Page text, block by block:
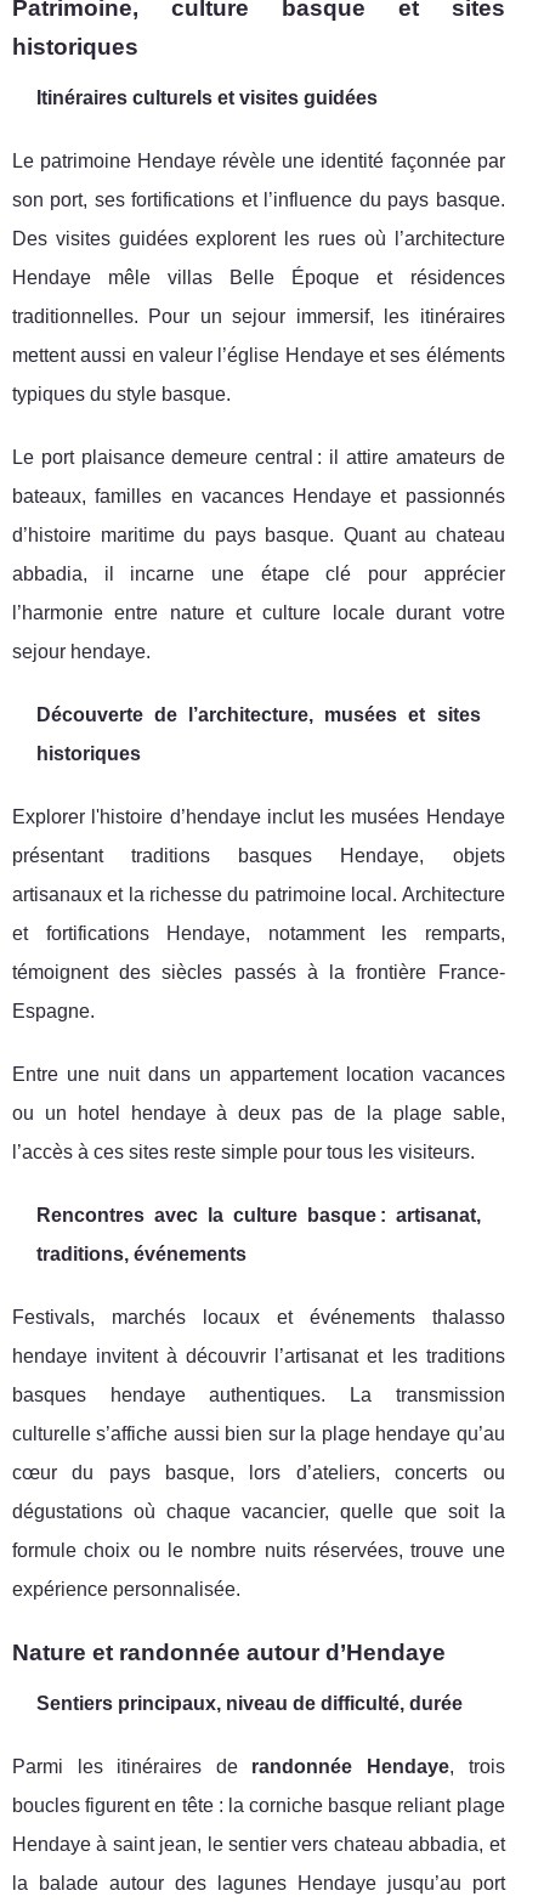
Patrimoine, culture basque et sites
historiques
Itinéraires culturels et visites guidées
Le patrimoine Hendaye révèle une identité façonnée par
son port, ses fortifications et l’influence du pays basque.
Des visites guidées explorent les rues où l’architecture
Hendaye mêle villas Belle Époque et résidences
traditionnelles. Pour un sejour immersif, les itinéraires
mettent aussi en valeur l’église Hendaye et ses éléments
typiques du style basque.
Le port plaisance demeure central : il attire amateurs de
bateaux, familles en vacances Hendaye et passionnés
d’histoire maritime du pays basque. Quant au chateau
abbadia, il incarne une étape clé pour apprécier
l’harmonie entre nature et culture locale durant votre
sejour hendaye.
Découverte de l’architecture, musées et sites
historiques
Explorer l'histoire d’hendaye inclut les musées Hendaye
présentant traditions basques Hendaye, objets
artisanaux et la richesse du patrimoine local. Architecture
et fortifications Hendaye, notamment les remparts,
témoignent des siècles passés à la frontière France-
Espagne.
Entre une nuit dans un appartement location vacances
ou un hotel hendaye à deux pas de la plage sable,
l’accès à ces sites reste simple pour tous les visiteurs.
Rencontres avec la culture basque : artisanat,
traditions, événements
Festivals, marchés locaux et événements thalasso
hendaye invitent à découvrir l’artisanat et les traditions
basques hendaye authentiques. La transmission
culturelle s’affiche aussi bien sur la plage hendaye qu’au
cœur du pays basque, lors d’ateliers, concerts ou
dégustations où chaque vacancier, quelle que soit la
formule choix ou le nombre nuits réservées, trouve une
expérience personnalisée.
Nature et randonnée autour d’Hendaye
Sentiers principaux, niveau de difficulté, durée
Parmi les itinéraires de randonnée Hendaye, trois
boucles figurent en tête : la corniche basque reliant plage
Hendaye à saint jean, le sentier vers chateau abbadia, et
la balade autour des lagunes Hendaye jusqu’au port